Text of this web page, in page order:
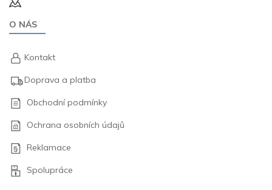
O NÁS
Kontakt
Doprava a platba
Obchodní podmínky
Ochrana osobních údajů
Reklamace
Spolupráce